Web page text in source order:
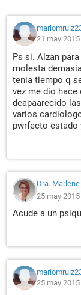
21 may
Ps si. Alzan
molesta
tenia tiempo q
vez me dio hace
deapaarecido
varios
pwrfecto estado
Dra.
25 may
Acude a un
25 may